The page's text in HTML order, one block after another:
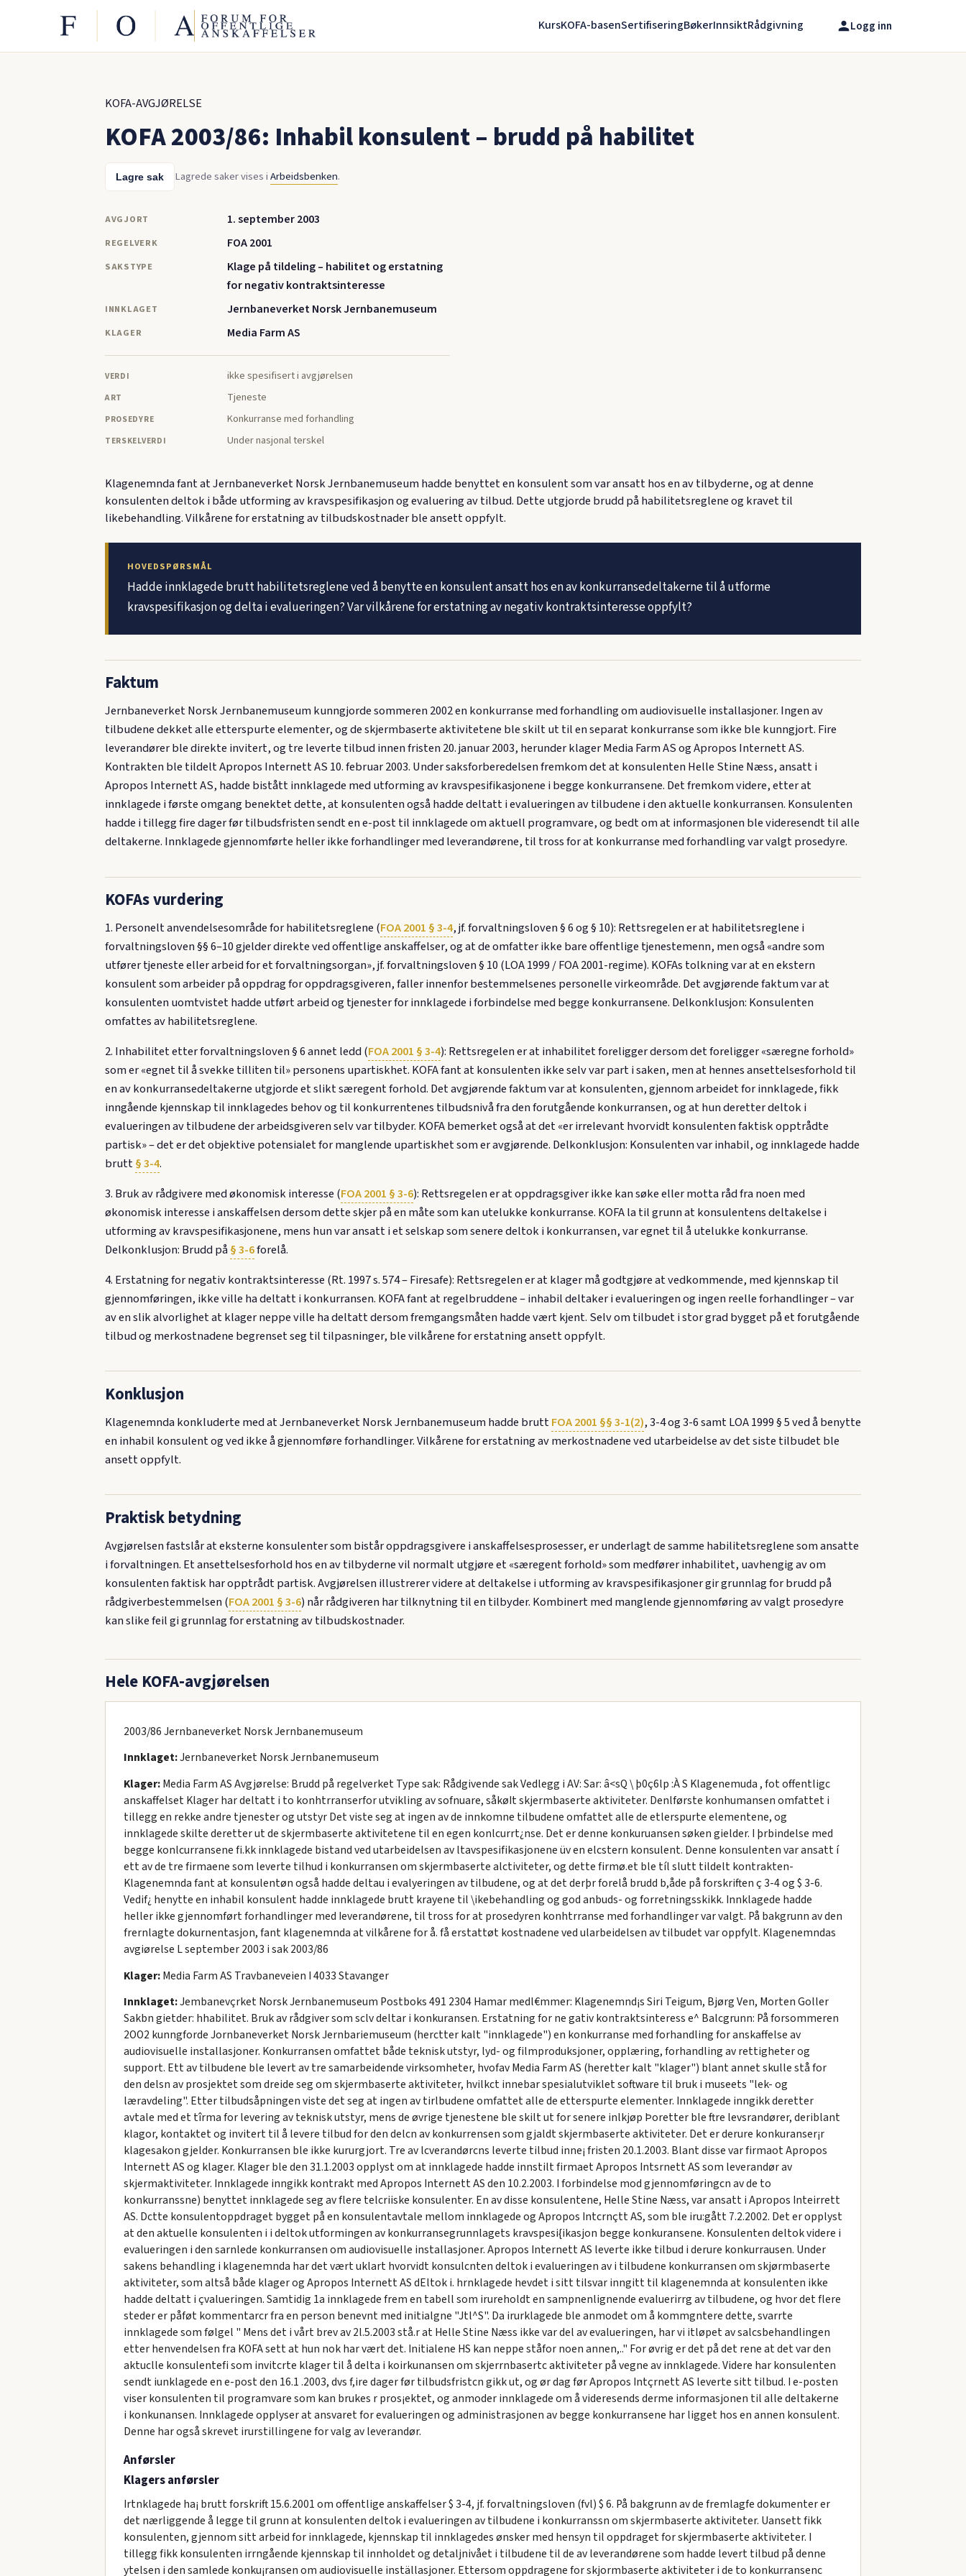
Logg inn
KursKOFA-basenSertifiseringBøkerInnsiktRådgivning
KOFA-AVGJØRELSE
KOFA 2003/86: Inhabil konsulent – brudd på habilitet
Lagre sak Lagrede saker vises iArbeidsbenken.
AVGJORT 1. september 2003
REGELVERK FOA 2001
SAKSTYPE
Klage på tildeling – habilitet og erstatning
for negativ kontraktsinteresse
INNKLAGET Jernbaneverket Norsk Jernbanemuseum
KLAGER Media Farm AS
VERDI ikke spesifisert i avgjørelsen
ART Tjeneste
PROSEDYRE Konkurranse med forhandling
TERSKELVERDI Under nasjonal terskel
Klagenemnda fant at Jernbaneverket Norsk Jernbanemuseum hadde benyttet en konsulent som var ansatt hos en av tilbyderne, og at denne
konsulenten deltok i både utforming av kravspesifikasjon og evaluering av tilbud. Dette utgjorde brudd på habilitetsreglene og kravet til
likebehandling. Vilkårene for erstatning av tilbudskostnader ble ansett oppfylt.
HOVEDSPØRSMÅL
Hadde innklagede brutt habilitetsreglene ved å benytte en konsulent ansatt hos en av konkurransedeltakerne til å utforme
kravspesifikasjon og delta i evalueringen? Var vilkårene for erstatning av negativ kontraktsinteresse oppfylt?
Faktum
Jernbaneverket Norsk Jernbanemuseum kunngjorde sommeren 2002 en konkurranse med forhandling om audiovisuelle installasjoner. Ingen av
tilbudene dekket alle etterspurte elementer, og de skjermbaserte aktivitetene ble skilt ut til en separat konkurranse som ikke ble kunngjort. Fire
leverandører ble direkte invitert, og tre leverte tilbud innen fristen 20. januar 2003, herunder klager Media Farm AS og Apropos Internett AS.
Kontrakten ble tildelt Apropos Internett AS 10. februar 2003. Under saksforberedelsen fremkom det at konsulenten Helle Stine Næss, ansatt i
Apropos Internett AS, hadde bistått innklagede med utforming av kravspesifikasjonene i begge konkurransene. Det fremkom videre, etter at
innklagede i første omgang benektet dette, at konsulenten også hadde deltatt i evalueringen av tilbudene i den aktuelle konkurransen. Konsulenten
hadde i tillegg fire dager før tilbudsfristen sendt en e-post til innklagede om aktuell programvare, og bedt om at informasjonen ble videresendt til alle
deltakerne. Innklagede gjennomførte heller ikke forhandlinger med leverandørene, til tross for at konkurranse med forhandling var valgt prosedyre.
KOFAs vurdering
1. Personelt anvendelsesområde for habilitetsreglene (FOA 2001 § 3-4, jf. forvaltningsloven § 6 og § 10): Rettsregelen er at habilitetsreglene i
forvaltningsloven §§ 6–10 gjelder direkte ved offentlige anskaffelser, og at de omfatter ikke bare offentlige tjenestemenn, men også «andre som
utfører tjeneste eller arbeid for et forvaltningsorgan», jf. forvaltningsloven § 10 (LOA 1999 / FOA 2001-regime). KOFAs tolkning var at en ekstern
konsulent som arbeider på oppdrag for oppdragsgiveren, faller innenfor bestemmelsenes personelle virkeområde. Det avgjørende faktum var at
konsulenten uomtvistet hadde utført arbeid og tjenester for innklagede i forbindelse med begge konkurransene. Delkonklusjon: Konsulenten
omfattes av habilitetsreglene.
2. Inhabilitet etter forvaltningsloven § 6 annet ledd (FOA 2001 § 3-4): Rettsregelen er at inhabilitet foreligger dersom det foreligger «særegne forhold»
som er «egnet til å svekke tilliten til» personens upartiskhet. KOFA fant at konsulenten ikke selv var part i saken, men at hennes ansettelsesforhold til
en av konkurransedeltakerne utgjorde et slikt særegent forhold. Det avgjørende faktum var at konsulenten, gjennom arbeidet for innklagede, fikk
inngående kjennskap til innklagedes behov og til konkurrentenes tilbudsnivå fra den forutgående konkurransen, og at hun deretter deltok i
evalueringen av tilbudene der arbeidsgiveren selv var tilbyder. KOFA bemerket også at det «er irrelevant hvorvidt konsulenten faktisk opptrådte
partisk» – det er det objektive potensialet for manglende upartiskhet som er avgjørende. Delkonklusjon: Konsulenten var inhabil, og innklagede hadde
brutt§ 3-4.
3. Bruk av rådgivere med økonomisk interesse (FOA 2001 § 3-6): Rettsregelen er at oppdragsgiver ikke kan søke eller motta råd fra noen med
økonomisk interesse i anskaffelsen dersom dette skjer på en måte som kan utelukke konkurranse. KOFA la til grunn at konsulentens deltakelse i
utforming av kravspesifikasjonene, mens hun var ansatt i et selskap som senere deltok i konkurransen, var egnet til å utelukke konkurranse.
Delkonklusjon: Brudd på§ 3-6forelå.
4. Erstatning for negativ kontraktsinteresse (Rt. 1997 s. 574 – Firesafe): Rettsregelen er at klager må godtgjøre at vedkommende, med kjennskap til
gjennomføringen, ikke ville ha deltatt i konkurransen. KOFA fant at regelbruddene – inhabil deltaker i evalueringen og ingen reelle forhandlinger – var
av en slik alvorlighet at klager neppe ville ha deltatt dersom fremgangsmåten hadde vært kjent. Selv om tilbudet i stor grad bygget på et forutgående
tilbud og merkostnadene begrenset seg til tilpasninger, ble vilkårene for erstatning ansett oppfylt.
Konklusjon
Klagenemnda konkluderte med at Jernbaneverket Norsk Jernbanemuseum hadde bruttFOA 2001 §§ 3-1(2), 3-4 og 3-6 samt LOA 1999 § 5 ved å benytte
en inhabil konsulent og ved ikke å gjennomføre forhandlinger. Vilkårene for erstatning av merkostnadene ved utarbeidelse av det siste tilbudet ble
ansett oppfylt.
Praktisk betydning
Avgjørelsen fastslår at eksterne konsulenter som bistår oppdragsgivere i anskaffelsesprosesser, er underlagt de samme habilitetsreglene som ansatte
i forvaltningen. Et ansettelsesforhold hos en av tilbyderne vil normalt utgjøre et «særegent forhold» som medfører inhabilitet, uavhengig av om
konsulenten faktisk har opptrådt partisk. Avgjørelsen illustrerer videre at deltakelse i utforming av kravspesifikasjoner gir grunnlag for brudd på
rådgiverbestemmelsen (FOA 2001 § 3-6) når rådgiveren har tilknytning til en tilbyder. Kombinert med manglende gjennomføring av valgt prosedyre
kan slike feil gi grunnlag for erstatning av tilbudskostnader.
Hele KOFA-avgjørelsen
2003/86 Jernbaneverket Norsk Jernbanemuseum
Innklaget:Jernbaneverket Norsk Jernbanemuseum
Klager:Media Farm AS Avgjørelse: Brudd på regelverket Type sak: Rådgivende sak Vedlegg i AV: Sar: â<sQ \ þ0ç6lp :À S Klagenemuda , fot offentligc
anskaffelset Klager har deltatt i to konhtrranserfor utvikling av sofnuare, såkøIt skjermbaserte aktiviteter. Denlførste konhumansen omfattet i
tillegg en rekke andre tjenester og utstyr Det viste seg at ingen av de innkomne tilbudene omfattet alle de etlerspurte elementene, og
innklagede skilte deretter ut de skjermbaserte aktivitetene til en egen konlcurrt¿nse. Det er denne konkuruansen søken gielder. I þrbindelse med
begge konlcurransene fi.kk innklagede bistand ved utarbeidelsen av ltavspesifikasjonene üv en elcstern konsulent. Denne konsulenten var ansatt í
ett av de tre firmaene som leverte tilhud i konkurransen om skjermbaserte alctiviteter, og dette firmø.et ble tíl slutt tildelt kontrakten-
Klagenemnda fant at konsulentøn også hadde deltau i evalyeringen av tilbudene, og at det derþr forelå brudd b,åde på forskriften ç 3-4 og $ 3-6.
Vedif¿ henytte en inhabil konsulent hadde innklagede brutt krayene til \ikebehandling og god anbuds- og forretningsskikk. Innklagede hadde
heller ikke gjennomført forhandlinger med Ieverandørene, til tross for at prosedyren konhtrranse med forhandlinger var valgt. På bakgrunn av den
frernlagte dokurnentasjon, fant klagenemnda at vilkårene for å. få erstattøt kostnadene ved ularbeidelsen av tilbudet var oppfylt. Klagenemndas
avgiørelse L september 2003 i sak 2003/86
Klager:Media Farm AS Travbaneveien I 4033 Stavanger
Innklaget:Jembanevçrket Norsk Jernbanemuseum Postboks 491 2304 Hamar medl€mmer: Klagenemnd¡s Siri Teigum, Bjørg Ven, Morten Goller
Sakbn gietder: hhabilitet. Bruk av rådgiver som sclv deltar i konkuransen. Erstatning for ne gativ kontraktsinteress e^ Balcgrunn: På forsommeren
2OO2 kunngforde Jornbaneverket Norsk Jernbariemuseum (herctter kalt "innklagede") en konkurranse med forhandling for anskaffelse av
audiovisuelle installasjoner. Konkurransen omfattet både teknisk utstyr, lyd- og filmproduksjoner, opplæring, forhandling av rettigheter og
support. Ett av tilbudene ble levert av tre samarbeidende virksomheter, hvofav Media Farm AS (heretter kalt "klager") blant annet skulle stå for
den delsn av prosjektet som dreide seg om skjermbaserte aktiviteter, hvilkct innebar spesialutviklet software til bruk i museets "lek- og
læravdeling". Etter tilbudsåpningen viste det seg at ingen av tirlbudene omfattet alle de etterspurte elementer. Innklagede inngikk deretter
avtale med et tîrma for levering av teknisk utstyr, mens de øvrige tjenestene ble skilt ut for senere inlkjøp Þoretter ble ftre levsrandører, deriblant
klagor, kontaktet og invitert til å levere tilbud for den delcn av konkurrensen som gjaldt skjermbaserte aktiviteter. Det er derure konkuranser¡r
klagesakon gjelder. Konkurransen ble ikke kururgjort. Tre av lcverandørcns leverte tilbud inne¡ fristen 20.1.2003. Blant disse var firmaot Apropos
Internett AS og klager. Klager ble den 31.1.2003 opplyst om at innklagede hadde innstilt firmaet Apropos Intsrnett AS som leverandør av
skjermaktiviteter. Innklagede inngikk kontrakt med Apropos Internett AS den 10.2.2003. I forbindelse mod gjennomføringcn av de to
konkurranssne) benyttet innklagede seg av flere telcriiske konsulenter. En av disse konsulentene, Helle Stine Næss, var ansatt i Apropos Inteirrett
AS. Dctte konsulentoppdraget bygget på en konsulentavtale mellom innklagede og Apropos Intcrnçtt AS, som ble iru:gått 7.2.2002. Det er opplyst
at den aktuelle konsulenten i i deltok utformingen av konkurransegrunnlagets kravspesi{ikasjon begge konkuransene. Konsulenten deltok videre i
evalueringen i den sarnlede konkurransen om audiovisuelle installasjoner. Apropos Internett AS leverte ikke tilbud i derure konkurrausen. Under
sakens behandling i klagenemnda har det vært uklart hvorvidt konsulcnten deltok i evalueringen av i tilbudene konkurransen om skjørmbaserte
aktiviteter, som altså både klager og Apropos Internett AS dEltok i. hrnklagede hevdet i sitt tilsvar inngitt til klagenemnda at konsulenten ikke
hadde deltatt i çvalueringen. Samtidig 1a innklagede frem en tabell som irureholdt en sampnenlignende evaluerirrg av tilbudene, og hvor det flere
steder er påføt kommentarcr fra en person benevnt med initialgne "Jtl^S". Da irurklagede ble anmodet om å kommgntere dette, svarrte
innklagede som følgel " Mens det i vårt brev av 2l.5.2003 stå.r at Helle Stine Næss ikke var del av evalueringen, har vi itløpet av salcsbehandlingen
etter henvendelsen fra KOFA sett at hun nok har vært det. Initialene HS kan neppe ståfor noen annen,.." For øvrig er det på det rene at det var den
aktuclle konsulentefi som invitcrte klager til å delta i koirkunansen om skjerrnbasertc aktiviteter på vegne av innklagede. Videre har konsulenten
sendt iunklagede en e-post den 16.1 .2003, dvs f,ire dager før tilbudsfristcn gikk ut, og ør dag før Apropos Intçrnett AS leverte sitt tilbud. I e-posten
viser konsulenten til programvare som kan brukes r pros¡ektet, og anmoder innklagede om å videresends derme informasjonen til alle deltakerne
i konkunansen. Innklagede opplyser at ansvaret for evalueringen og administrasjonen av begge konkurransene har ligget hos en annen konsulent.
Denne har også skrevet irurstillingene for valg av leverandør.
Anførsler
Klagers anførsler
Irtnklagede ha¡ brutt forskrift 15.6.2001 om offentlige anskaffelser $ 3-4, jf. forvaltningsloven (fvl) $ 6. På bakgrunn av de fremlagfe dokumenter er
det nærliggende å legge til grunn at konsulenten deltok i evalueringen av tilbudene i konkurranssn om skjermbaserte aktiviteter. Uansett fikk
konsulenten, gjennom sitt arbeid for innklagede, kjennskap til innklagedes ønsker med hensyn til oppdraget for skjermbaserte aktiviteter. I
tillegg fikk konsulenten irrngående kjennskap til innholdet og detaljnivået i tilbudene til de av leverandørene som hadde levert tilbud på denne
ytelsen i den samlede konku¡ransen om audiovisuelle inställasjoner. Ettersom oppdragene for skjormbaserte aktiviteter i de to konkurransenc